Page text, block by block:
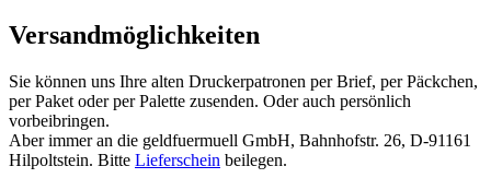
Versandmöglichkeiten
Sie können uns Ihre alten Druckerpatronen per Brief, per Päckchen,
per Paket oder per Palette zusenden. Oder auch persönlich
vorbeibringen.
Aber immer an die geldfuermuell GmbH, Bahnhofstr. 26, D-91161
Hilpoltstein. Bitte Lieferschein beilegen.